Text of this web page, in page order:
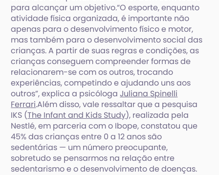
para alcançar um objetivo.“O esporte, enquanto
atividade física organizada, é importante não
apenas para o desenvolvimento físico e motor,
mas também para o desenvolvimento social das
crianças. A partir de suas regras e condições, as
crianças conseguem compreender formas de
relacionarem-se com os outros, trocando
experiências, competindo e ajudando uns aos
outros”, explica a psicólogaJuliana Spinelli
Ferrari.Além disso, vale ressaltar que a pesquisa
IKS (The Infant and Kids Study), realizada pela
Nestlé, em parceria com o Ibope, constatou que
45% das crianças entre 0 a 12 anos são
sedentárias — um número preocupante,
sobretudo se pensarmos na relação entre
sedentarismo e o desenvolvimento de doenças.